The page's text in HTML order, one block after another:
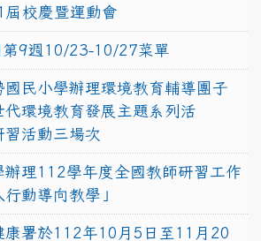
校慶暨運動會
第9週10/23-10/27菜單
國民小學辦理環境教育輔導團子
代環境教育發展主題系列活
習活動三場次
辦理112學年度全國教師研習工作
動導向教學」
康署於112年10月5日至11月20